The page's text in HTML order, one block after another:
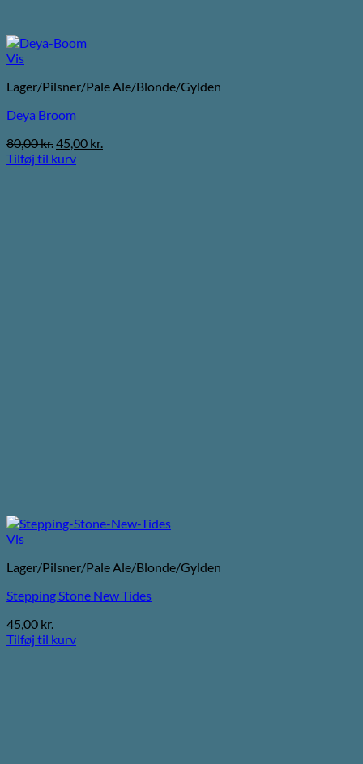
Vis
Lager/Pilsner/Pale Ale/Blonde/Gylden
Deya Broom
80,00kr.Den
oprindelige
45,00 kr.
Tilføj til kurv
Vis
Lager/Pilsner/Pale Ale/Blonde/Gylden
Stepping Stone New Tides
45,00 kr.
Tilføj til kurv